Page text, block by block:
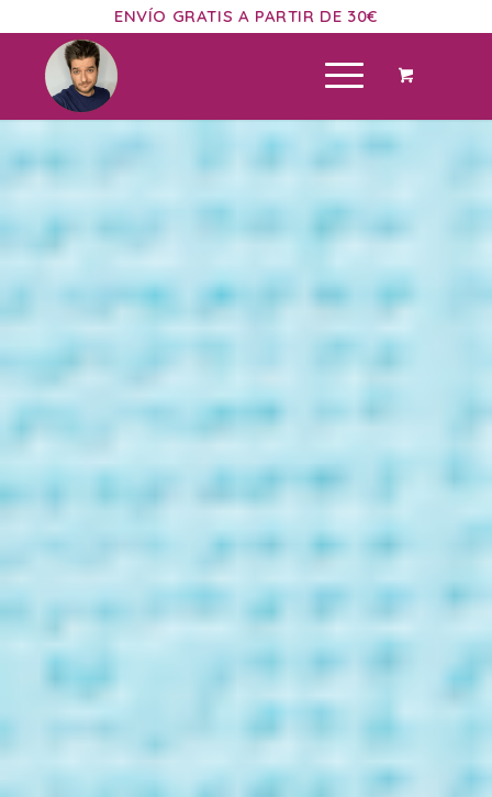
ENVÍO GRATIS A PARTIR DE 30€